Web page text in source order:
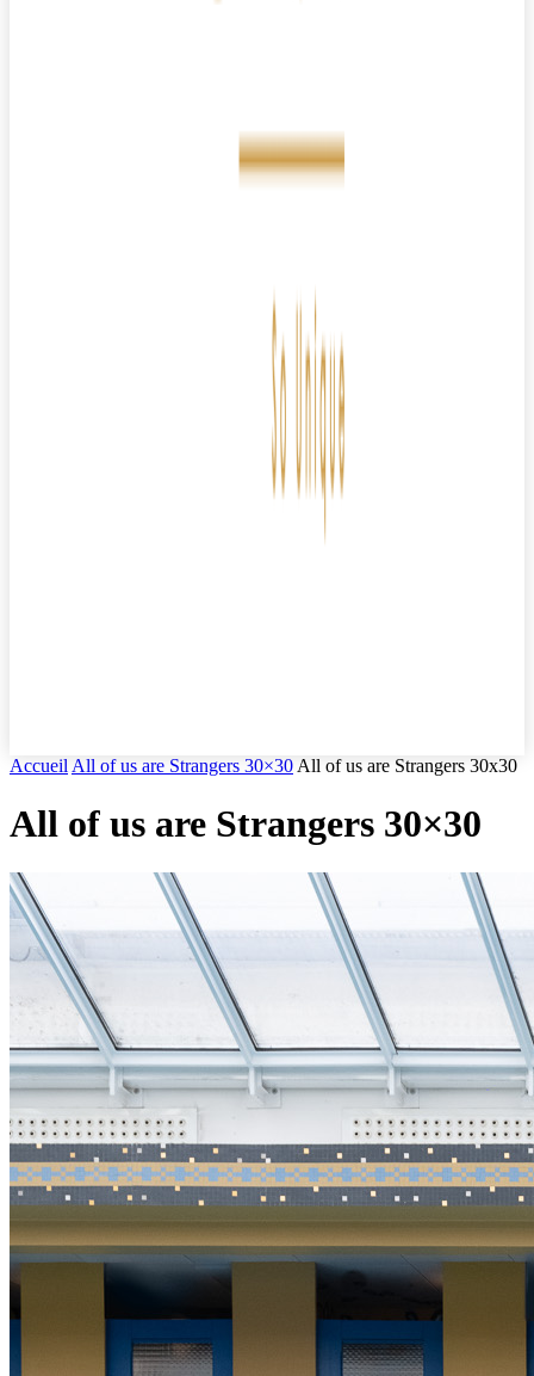
Accueil All of us are Strangers 30×30 All of us are Strangers 30x30
All of us are Strangers 30×30